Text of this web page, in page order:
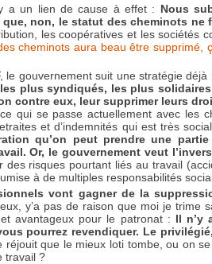
a un lien de cause à effet : Nous
non, le statut des cheminots
les coopératives et les sociétés
cheminots aura beau être
le gouvernement suit une stratégie
plus syndiqués, les plus
contre eux, leur supprimer leurs
ce qui se passe actuellement avec les
et d’indemnités qui est très
qu’on peut prendre une
Or, le gouvernement veut
risques pourtant liés au travail
à de multiples responsabilités
vont gagner de la
y’a pas de raison que moi je
avantageux pour le patronat : Il n’y
pourrez revendiquer. Le
réjouit que le mieux loti tombe, ou on
travail ?